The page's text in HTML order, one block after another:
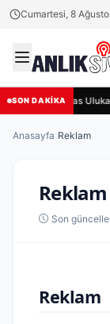
Cumartesi, 8
SON DAKİKASivas
Anasayfa Reklam
Reklam
Son
Reklam